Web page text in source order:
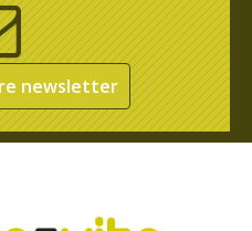
newsletter